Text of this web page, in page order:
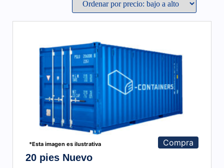
*Esta imagen es ilustrativa Compra
20 pies Nuevo